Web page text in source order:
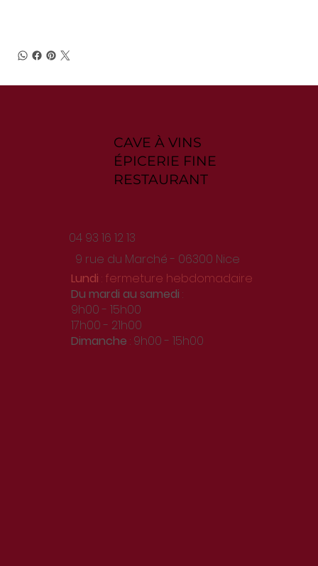
CAVE À VINS
ÉPICERIE FINE
RESTAURANT
9 rue du Marché - 06300 Nice
04 93 16 12 13
Lundi : fermeture hebdomadaire
Du mardi au samedi :
9h00 - 15h00
17h00 - 21h00
Dimanche : 9h00 - 15h00